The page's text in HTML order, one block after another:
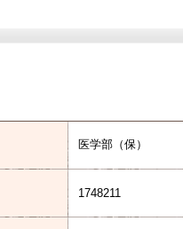
医学部（保）
1748211